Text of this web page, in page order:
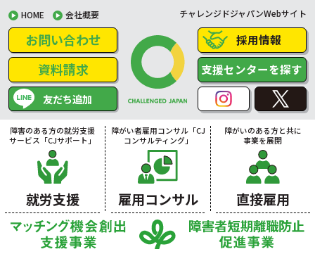
HOME 会社概要 チャレンジドジャパンWebサイト
お問い合わせ
資料請求
友だち追加
採用情報
支援センターを探す
障害のある方の就労支援
サービス「CJサポート」
就労支援
障がい者雇用コンサル「CJ
コンサルティング」
雇用コンサル
障がいのある方と共に
事業を展開
直接雇用